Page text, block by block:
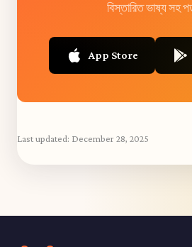
বিস্তারিত ভাষ্য সহ
App Store
Last updated: December 28, 2025